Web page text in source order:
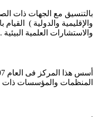
بالتنسيق مع الجهات ذات
والإقليمية والدولية )
والاستشارات العلمية البيئية .
المنظمات والمؤسسات ذات